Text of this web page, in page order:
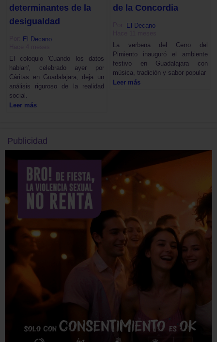
determinantes de la
desigualdad
El Decano
El coloquio 'Cuando los datos
hablan', celebrado ayer por
Cáritas en Guadalajara, deja un
análisis riguroso de la realidad
social.
Leer más
de la Concordia
El Decano
La verbena del Cerro del
Pimiento inauguró el ambiente
festivo en Guadalajara con
música, tradición y sabor popular
Leer más
Publicidad